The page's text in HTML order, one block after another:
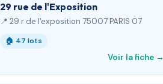
29 rue de l'Exposition
📍 29 r de l'exposition 75007 PARIS 07
🏠 47 lots
Voir la fiche →